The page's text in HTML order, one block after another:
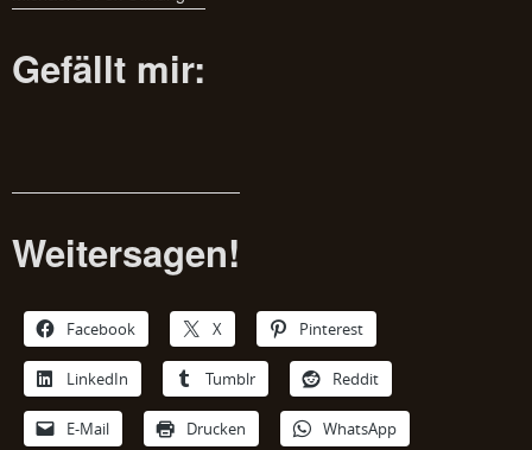
Gefällt mir:
Weitersagen!
Facebook X Pinterest
LinkedIn Tumblr Reddit
E-Mail Drucken WhatsApp